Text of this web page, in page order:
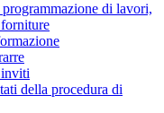
di lavori,
della procedura di